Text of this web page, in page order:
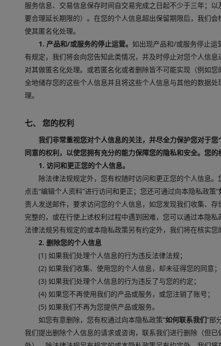
服务信息、交易信息保存时间自交易完成之日起不少于三年；
要合理延长期限的）。在您的个人信息超出保留期限后，我们
使其匿名化处理。
1. 产品和/或服务的停止运营。 如出现产品和/或服务停止运
有规定，我们将会向您告知此类情况，并及时停止对您个人信
对其做匿名化处理。或若匿名化或者删除皆不可能实现（例如
全地储存您的这些个人信息并且将这些个人信息与其他的数据
理。
七、 您的权利
我们非常重视您对个人信息的关注，并尽全力保护您对于
同意的权利，以使您拥有充分的能力保障您的隐私和安全。您的
1. 访问和更正您的个人信息。
除法律法规规定外，您有权随时访问和更正您的个人信息
点击“编辑个人资料”进行访问和更正；您还可通过向本隐私政策“
责人发送邮件，要求访问您的个人信息，如您发现我们收集、
完整的，或在行使上述权利过程中遇到困难，您可以通过本隐私
法律法规另有规定的或本隐私政策另有约定外，我们将在核实
2. 删除您的个人信息
(1) 如果我们处理个人信息的行为违反法律法规；
(2) 如果我们收集、使用您的个人信息，却未征得您的同意；
(3) 如果我们处理个人信息的行为违反了与您的约定；
(4) 如果您不再使用我们的产品或服务，或您注销了账号；
(5) 如果我们不再为您提供产品或服务。
如您有意删除，您有权通过向本隐私政策“如何联系我们”部
我们提出删除个人信息的请求或咨询，联系我们进行删除（但